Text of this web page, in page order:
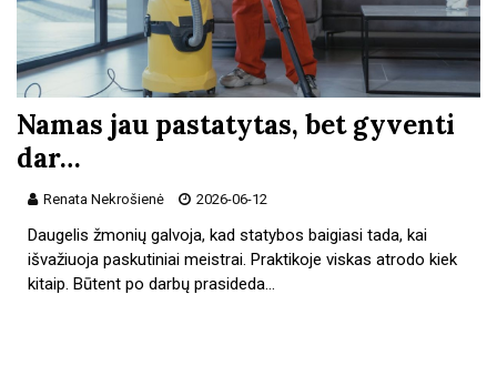
Namas jau pastatytas, bet gyventi
dar…
Renata Nekrošienė 2026-06-12
Daugelis žmonių galvoja, kad statybos baigiasi tada, kai
išvažiuoja paskutiniai meistrai. Praktikoje viskas atrodo kiek
kitaip. Būtent po darbų prasideda…